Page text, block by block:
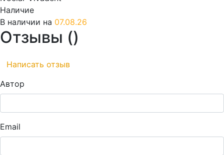
Наличие
В наличии на 07.08.26
Отзывы ()
Написать отзыв
Автор
Email